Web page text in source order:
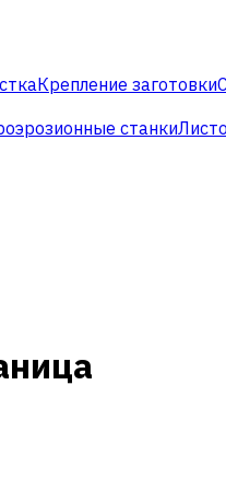
Крепление заготовки
станки